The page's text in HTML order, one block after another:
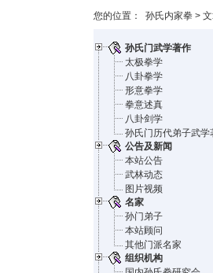
您的位置： 孙氏内家拳 >
孙氏门武学著作
太极拳学
八卦拳学
形意拳学
拳意述真
八卦剑学
孙氏门历代弟子武学
公告及新闻
本站公告
武林动态
图片视频
名家
孙门弟子
本站顾问
其他门派名家
组织机构